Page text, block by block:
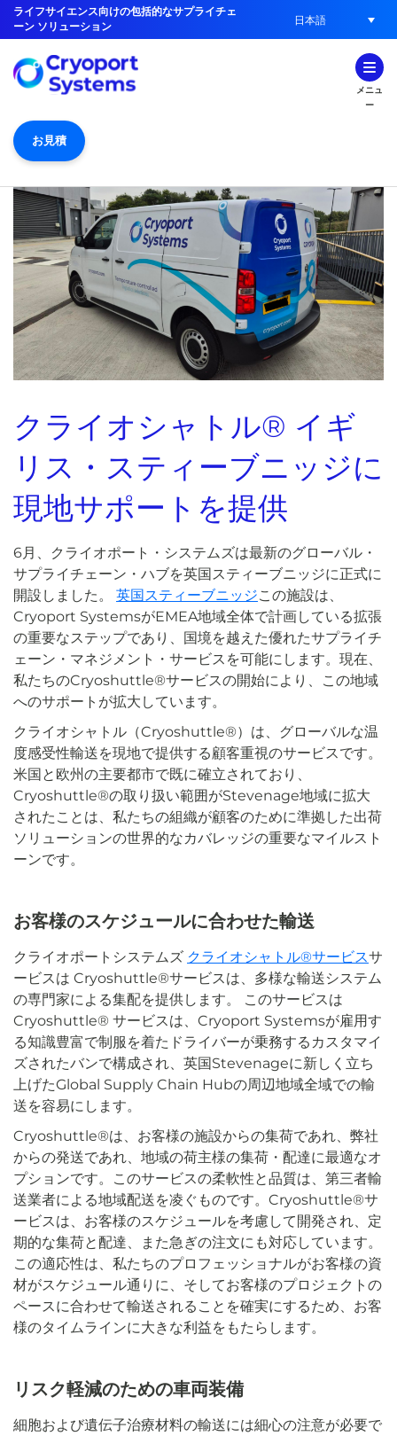
ライフサイエンス向けの包括的なサプライチェ
ーン ソリューション
日本語
メニュ
ー
お見積
クライオシャトル® イギ
リス・スティーブニッジに
現地サポートを提供
6月、クライオポート・システムズは最新のグローバル・
サプライチェーン・ハブを英国スティーブニッジに正式に
開設しました。 英国スティーブニッジこの施設は、
Cryoport SystemsがEMEA地域全体で計画している拡張
の重要なステップであり、国境を越えた優れたサプライチ
ェーン・マネジメント・サービスを可能にします。現在、
私たちのCryoshuttle®サービスの開始により、この地域
へのサポートが拡大しています。
クライオシャトル（Cryoshuttle®）は、グローバルな温
度感受性輸送を現地で提供する顧客重視のサービスです。
米国と欧州の主要都市で既に確立されており、
Cryoshuttle®の取り扱い範囲がStevenage地域に拡大
されたことは、私たちの組織が顧客のために準拠した出荷
ソリューションの世界的なカバレッジの重要なマイルスト
ーンです。
お客様のスケジュールに合わせた輸送
クライオポートシステムズ クライオシャトル®サービスサ
ービスは Cryoshuttle®サービスは、多様な輸送システム
の専門家による集配を提供します。
このサービスは
Cryoshuttle® サービスは、Cryoport Systemsが雇用す
る知識豊富で制服を着たドライバーが乗務するカスタマイ
ズされたバンで構成され、英国Stevenageに新しく立ち
上げたGlobal Supply Chain Hubの周辺地域全域での輸
送を容易にします。
Cryoshuttle®は、お客様の施設からの集荷であれ、弊社
からの発送であれ、地域の荷主様の集荷・配達に最適なオ
プションです。このサービスの柔軟性と品質は、第三者輸
送業者による地域配送を凌ぐものです。Cryoshuttle®サ
ービスは、お客様のスケジュールを考慮して開発され、定
期的な集荷と配達、また急ぎの注文にも対応しています。
この適応性は、私たちのプロフェッショナルがお客様の資
材がスケジュール通りに、そしてお客様のプロジェクトの
ペースに合わせて輸送されることを確実にするため、お客
様のタイムラインに大きな利益をもたらします。
リスク軽減のための車両装備
細胞および遺伝子治療材料の輸送には細心の注意が必要で